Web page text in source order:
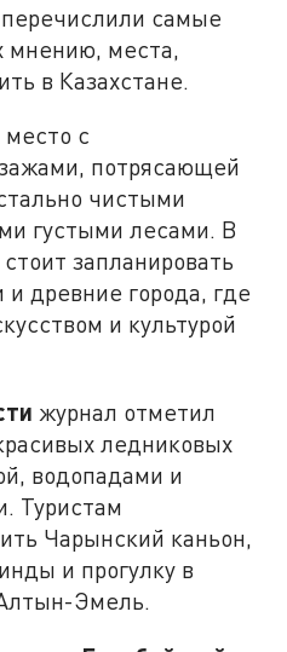
самые
мнению, места,
в Казахстане.
место с
потрясающей
чистыми
густыми лесами. В
запланировать
и древние города, где
и культурой
журнал отметил
ледниковых
водопадами и
Туристам
Чарынский каньон,
и прогулку в
Эмель.